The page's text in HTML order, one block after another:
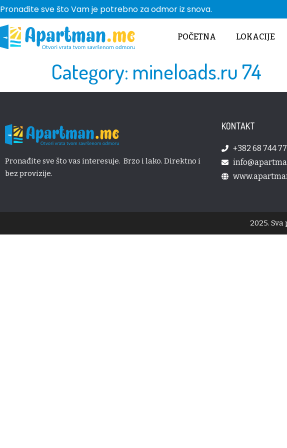
Pronađite sve što Vam je potrebno za odmor iz snova.
POČETNA LOKACIJE
Category: mineloads.ru 74
Pronađite sve što vas interesuje. Brzo i lako. Direktno i
bez provizije.
KONTAKT
+382 68 744
2025.